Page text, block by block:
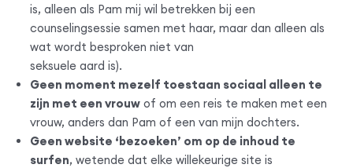
is, alleen als Pam mij wil betrekken bij een
counselingsessie samen met haar, maar dan alleen als
wat wordt besproken niet van
seksuele aard is).
Geen moment mezelf toestaan sociaal alleen te
zijn met een vrouwof om een reis te maken met een
vrouw, anders dan Pam of een van mijn dochters.
Geen website ‘bezoeken’ om op de inhoud te
surfen, wetende dat elke willekeurige site is